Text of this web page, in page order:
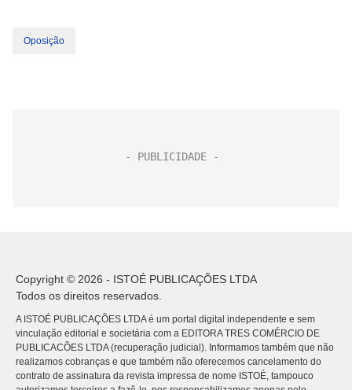
Oposição
Copyright © 2026 - ISTOÉ PUBLICAÇÕES LTDA
Todos os direitos reservados.
A ISTOÉ PUBLICAÇÕES LTDA é um portal digital independente e sem
vinculação editorial e societária com a EDITORA TRES COMÉRCIO DE
PUBLICACÕES LTDA (recuperação judicial). Informamos também que não
realizamos cobranças e que também não oferecemos cancelamento do
contrato de assinatura da revista impressa de nome ISTOÉ, tampouco